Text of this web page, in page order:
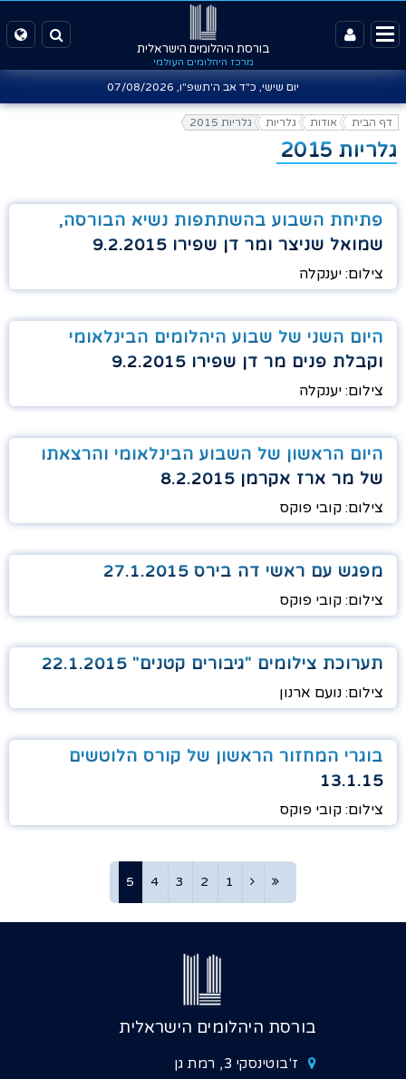
בורסת היהלומים הישראלית
מרכז היהלומים העולמי
יום שישי, כ"ד אב ה'תשפ"ו, 07/08/2026
דף הבית אודות גלריות גלריות 2015
גלריות 2015
פתיחת השבוע בהשתתפות נשיא הבורסה,
שמואל שניצר ומר דן שפירו 9.2.2015
צילום: יענקלה
היום השני של שבוע היהלומים הבינלאומי
וקבלת פנים מר דן שפירו 9.2.2015
צילום: יענקלה
היום הראשון של השבוע הבינלאומי והרצאתו
של מר ארז אקרמן 8.2.2015
צילום: קובי פוקס
מפגש עם ראשי דה בירס 27.1.2015
צילום: קובי פוקס
תערוכת צילומים "גיבורים קטנים" 22.1.2015
צילום: נועם ארנון
בוגרי המחזור הראשון של קורס הלוטשים
13.1.15
צילום: קובי פוקס
1
2
3
4
5
בורסת היהלומים הישראלית
ז'בוטינסקי 3, רמת גן